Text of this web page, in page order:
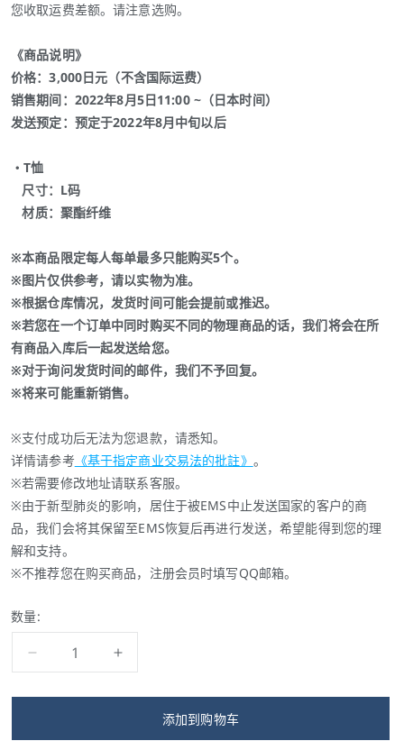
您收取运费差额。请注意选购。
《商品说明》
价格：3,000日元（不含国际运费）
销售期间：2022年8月5日11:00 ~（日本时间）
发送预定：预定于2022年8月中旬以后
・T恤
尺寸：L码
材质：聚酯纤维
※本商品限定每人每单最多只能购买5个。
※图片仅供参考，请以实物为准。
※根据仓库情况，发货时间可能会提前或推迟。
※若您在一个订单中同时购买不同的物理商品的话，我们将会在所
有商品入库后一起发送给您。
※对于询问发货时间的邮件，我们不予回复。
※将来可能重新销售。
※支付成功后无法为您退款，请悉知。
详情请参考 《基于指定商业交易法的批註》 。
※若需要修改地址请联系客服。
※由于新型肺炎的影响，居住于被EMS中止发送国家的客户的商
品，我们会将其保留至EMS恢复后再进行发送，希望能得到您的理
解和支持。
※不推荐您在购买商品，注册会员时填写QQ邮箱。
数量:
添加到购物车